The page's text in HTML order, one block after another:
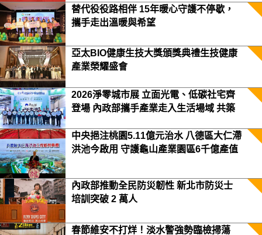
替代役役路相伴 15年暖心守護不停歇，
攜手走出溫暖與希望
亞太BIO健康生技大獎頒獎典禮生技健康
產業榮耀盛會
2026淨零城市展 立面光電、低碳社宅齊
登場 內政部攜手產業走入生活場域 共築
中央挹注桃園5.11億元治水 八德區大仁滯
洪池今啟用 守護龜山產業園區6千億產值
內政部推動全民防災韌性 新北市防災士
培訓突破 2 萬人
春節維安不打烊！淡水警強勢臨檢掃蕩